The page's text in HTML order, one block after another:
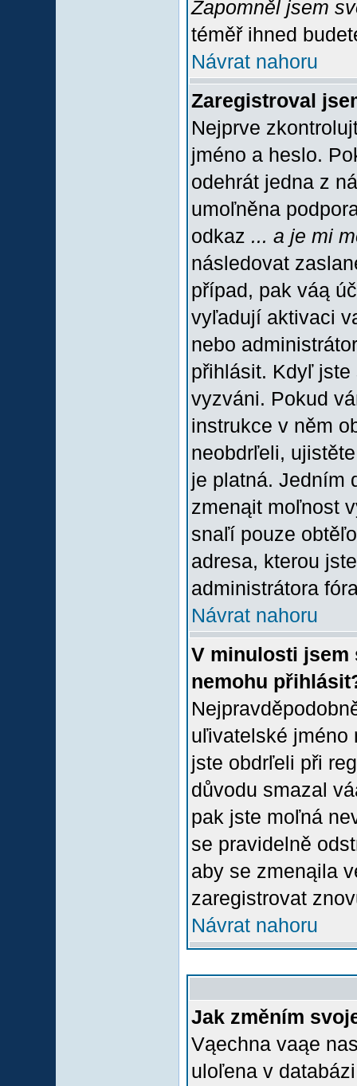
Zapomněl jsem
téměř ihned
Návrat nahoru
Zaregistroval
Nejprve
jméno a heslo.
odehrát jedna z
umoľněna
odkaz ... a je mi
následovat
případ, pak váą
vyľadují aktivaci
nebo
přihlásit. Kdyľ
vyzváni. Pokud
instrukce v něm
neobdrľeli,
je platná. Jedním
zmenąit moľnost
snaľí pouze
adresa, kterou
administrátora
Návrat nahoru
V minulosti jsem
nemohu
uľivatelské jméno
jste obdrľeli při
důvodu smazal
pak jste moľná
se pravidelně
aby se zmenąila
zaregistrovat
Návrat nahoru
Jak změním
Vąechna vaąe
uloľena v